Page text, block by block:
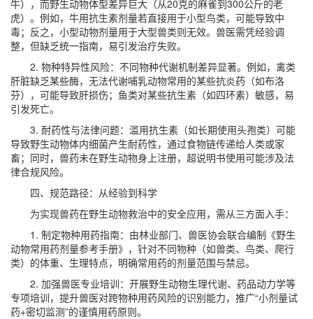
牛），而野生动物体型差异巨大（从20克的麻雀到300公斤的老
虎）。例如，牛用抗生素剂量若直接用于小型鸟类，可能导致中
毒；反之，小型动物剂量用于大型兽类则无效。兽医需凭经验调
整，但缺乏统一指南，易引发治疗失败。
2. 物种特异性风险：不同物种代谢机制差异显著。例如，禽类
肝脏缺乏某些酶，无法代谢哺乳动物常用的某些抗炎药（如布洛
芬），可能导致肝损伤；鱼类对某些抗生素（如四环素）敏感，易
引发死亡。
3. 耐药性与法律问题：滥用抗生素（如长期使用头孢类）可能
导致野生动物体内细菌产生耐药性，通过食物链传递给人类或家
畜；同时，兽药未在野生动物身上注册，超说明书使用可能涉及法
律合规风险。
四、规范路径：从经验到科学
为实现兽药在野生动物救治中的安全应用，需从三方面入手：
1. 制定物种用药指南：由林业部门、兽医协会联合编制《野生
动物常用药剂量参考手册》，针对不同物种（如兽类、鸟类、爬行
类）的体重、生理特点，明确常用药的剂量范围与禁忌。
2. 加强兽医专业培训：开展野生动物生理代谢、药品动力学等
专项培训，提升兽医对跨物种用药风险的识别能力，推广“小剂量试
药+密切监测”的谨慎用药原则。